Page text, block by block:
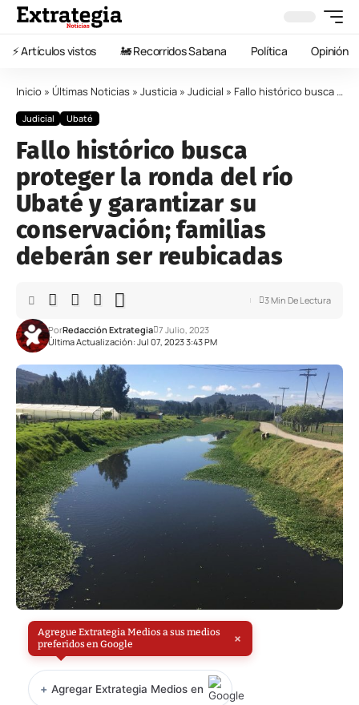
⚡️ Artículos vistos 🚂 Recorridos Sabana Política Opinión
Inicio » Últimas Noticias » Justicia » Judicial » Fallo histórico busca proteger la ronda del río Ubaté y garantizar su conservación; familias deberán ser reubicadas
Judicial Ubaté
Fallo histórico busca
proteger la ronda del río
Ubaté y garantizar su
conservación; familias
deberán ser reubicadas
Última Actualización: Jul 07, 2023 3:43 PM
PorRedacción Extrategia 7 Julio, 2023
3 Min De Lectura
Agregue Extrategia Medios a sus medios
preferidos en Google
×
+ Agregar Extrategia Medios en